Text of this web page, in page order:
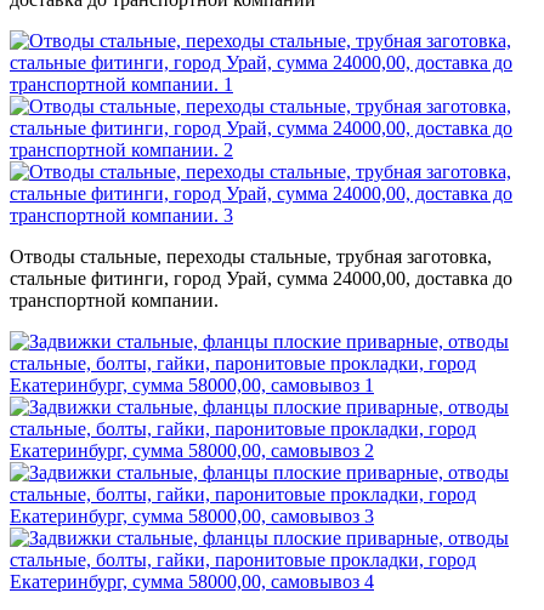
Отводы стальные, переходы стальные, трубная заготовка,
стальные фитинги, город Урай, сумма 24000,00, доставка до
транспортной компании.